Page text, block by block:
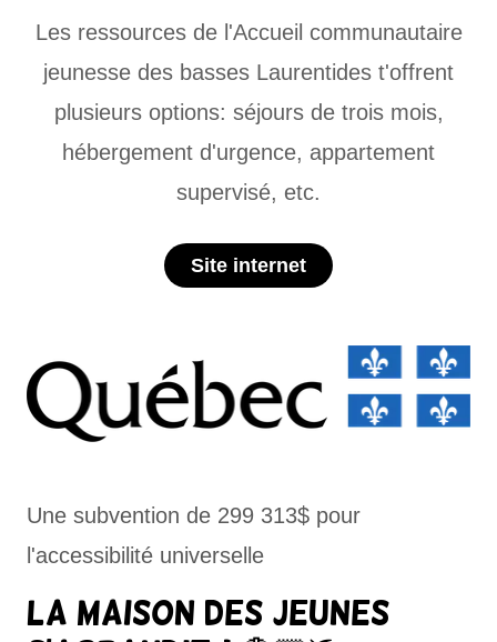
Les ressources de l'Accueil communautaire
jeunesse des basses Laurentides t'offrent
plusieurs options: séjours de trois mois,
hébergement d'urgence, appartement
supervisé, etc.
Site internet
Une subvention de 299 313$ pour
l'accessibilité universelle
La maison des jeunes